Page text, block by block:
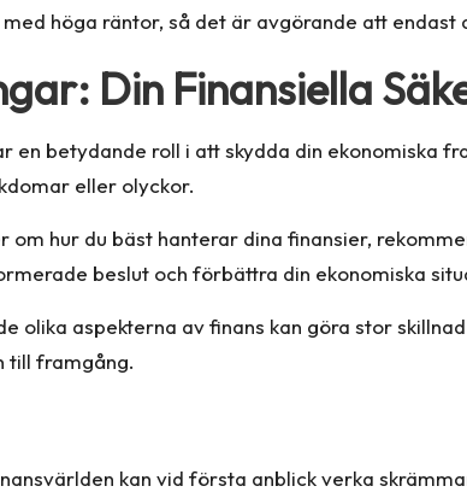
höga räntor, så det är avgörande att endast
Din Finansiella
en betydande roll i att skydda din ekonomiska
eller olyckor.
om hur du bäst hanterar dina finansier,
beslut och förbättra din ekonomiska
olika aspekterna av finans kan göra stor
till framgång.
kan vid första anblick verka